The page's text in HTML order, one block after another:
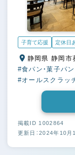
子育て応援 定休日
#食パン・菓子パン
#オールスクラッ
掲載ID 1002864
更新日：2024年10月